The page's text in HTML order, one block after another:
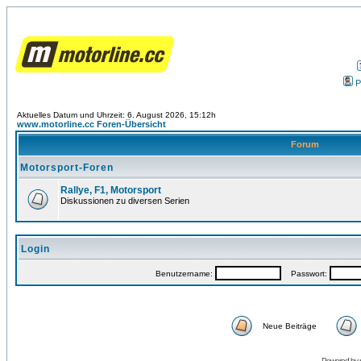
Aktuelles Datum und Uhrzeit: 6. August 2026, 15:12h
www.motorline.cc Foren-Übersicht
Forum
Motorsport-Foren
Rallye, F1, Motorsport
Diskussionen zu diversen Serien
Login
Benutzername: Passwort:
Neue Beiträge